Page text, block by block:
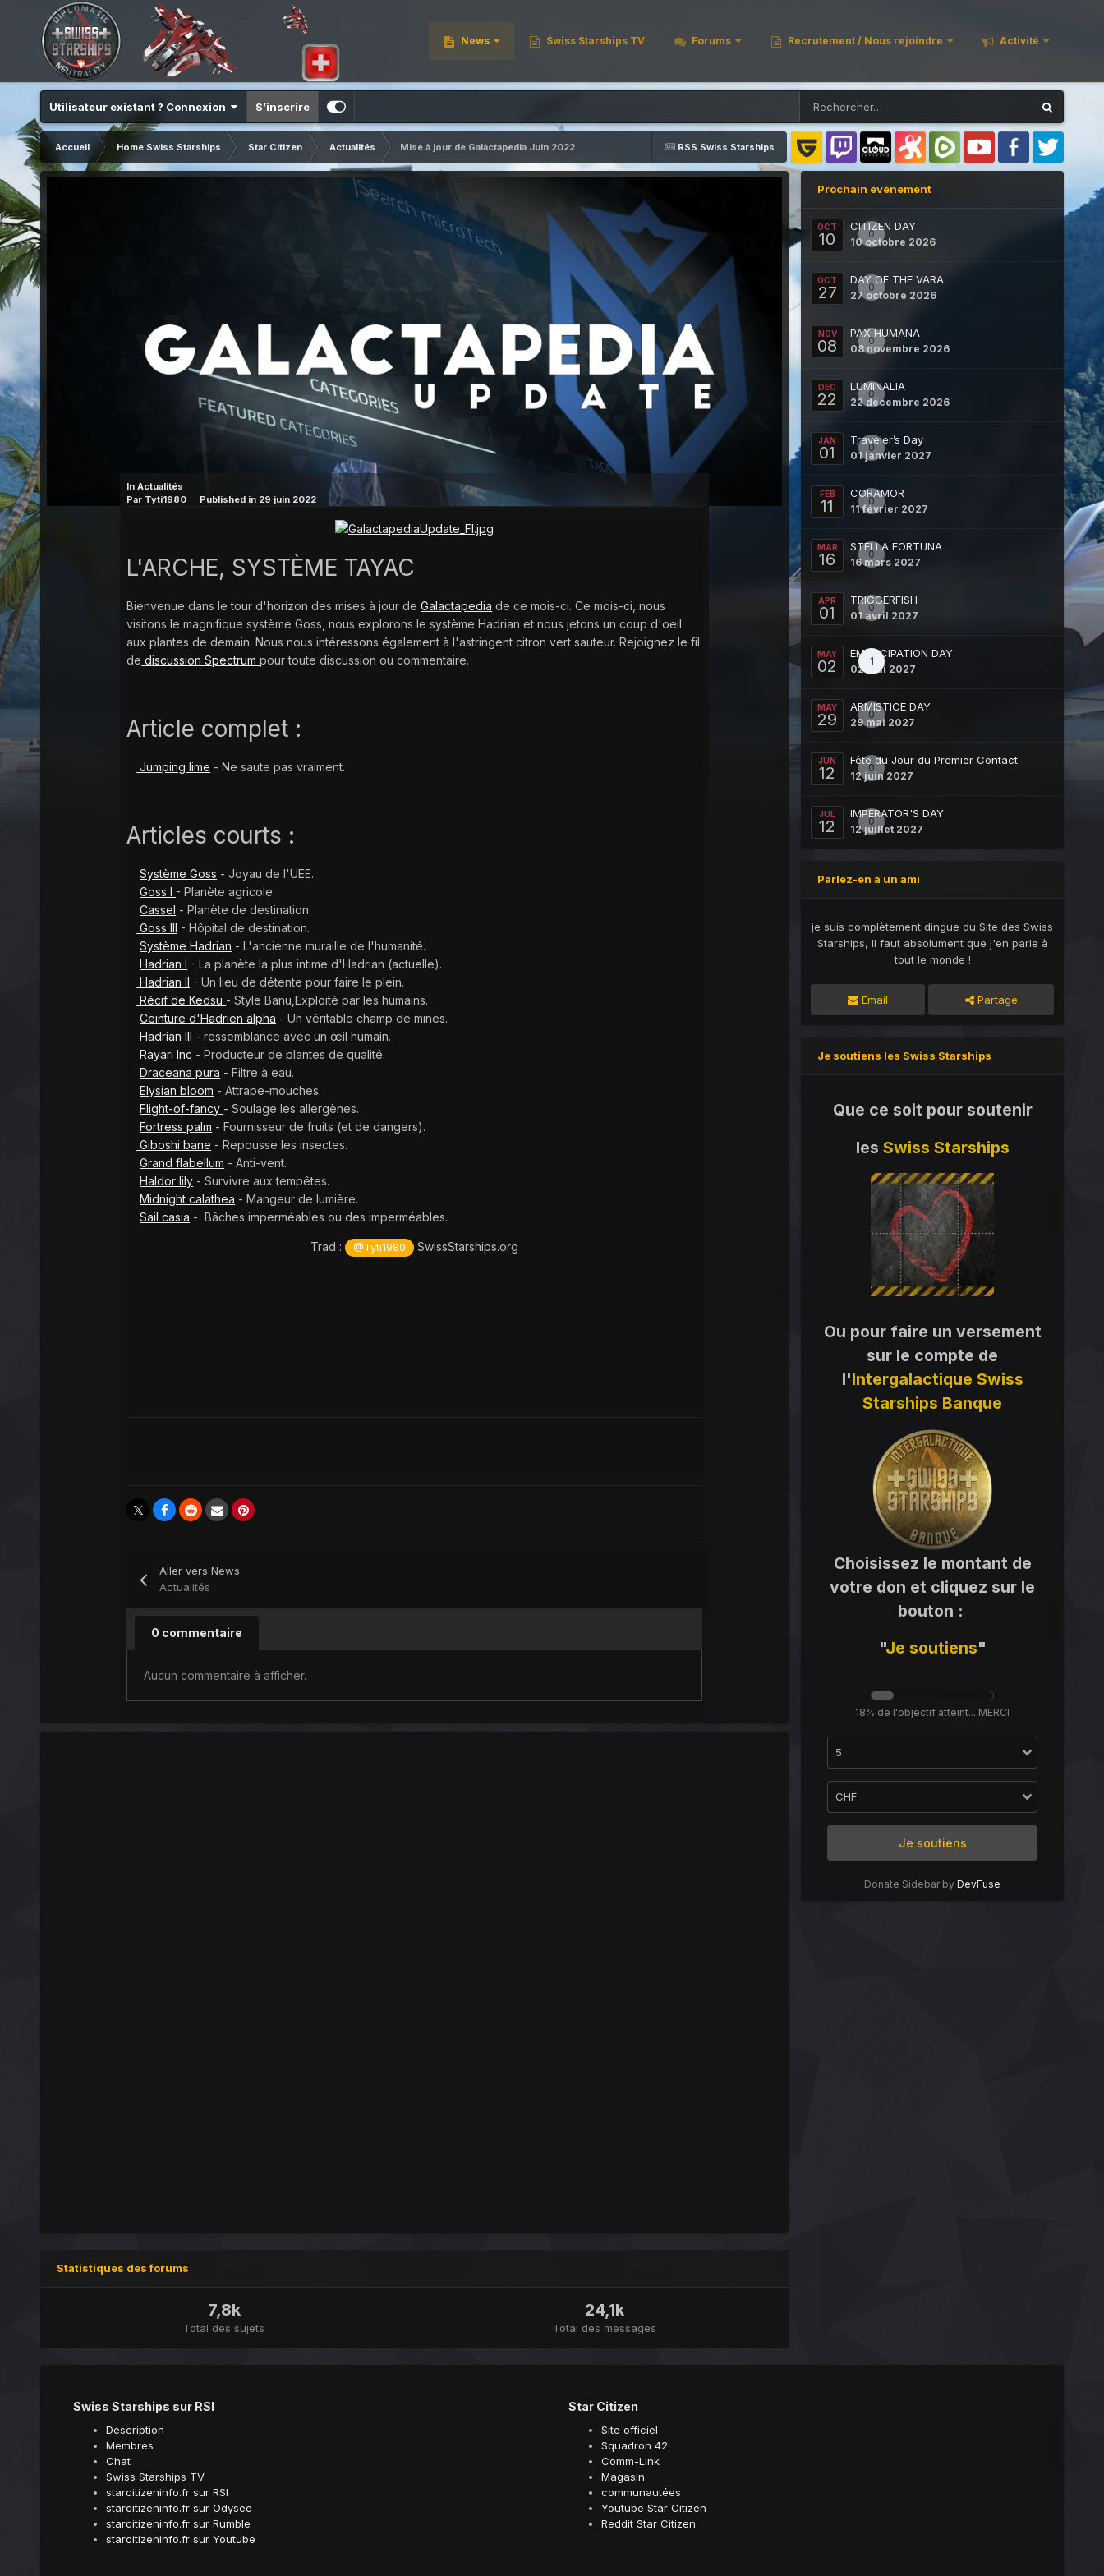
News Swiss Starships TV Forums Recrutement / Nous rejoindre Activité
Utilisateur existant ? Connexion S’inscrire
RSS Swiss Starships
Accueil Home Swiss Starships Star Citizen Actualités Mise à jour de Galactapedia Juin 2022
InActualités
Par Tyti1980 Published in 29 juin 2022
L'ARCHE, SYSTÈME TAYAC
Bienvenue dans le tour d'horizon des mises à jour deGalactapedia de ce mois-ci. Ce mois-ci, nous
visitons le magnifique système Goss, nous explorons le système Hadrian et nous jetons un coup d'oeil
aux plantes de demain. Nous nous intéressons également à l'astringent citron vert sauteur. Rejoignez le fil
de discussion Spectrumpour toute discussion ou commentaire.
Article complet :
Jumping lime - Ne saute pas vraiment.
Articles courts :
Système Goss - Joyau de l'UEE.
Goss I - Planète agricole.
Cassel - Planète de destination.
Goss III - Hôpital de destination.
Système Hadrian - L'ancienne muraille de l'humanité.
Hadrian I - La planète la plus intime d'Hadrian (actuelle).
Hadrian II - Un lieu de détente pour faire le plein.
Récif de Kedsu - Style Banu,Exploité par les humains.
Ceinture d'Hadrien alpha - Un véritable champ de mines.
Hadrian III - ressemblance avec un œil humain.
Rayari Inc - Producteur de plantes de qualité.
Draceana pura - Filtre à eau.
Elysian bloom - Attrape-mouches.
Flight-of-fancy - Soulage les allergènes.
Fortress palm - Fournisseur de fruits (et de dangers).
Giboshi bane - Repousse les insectes.
Grand flabellum - Anti-vent.
Haldor lily - Survivre aux tempêtes.
Midnight calathea - Mangeur de lumière.
Sail casia - Bâches imperméables ou des imperméables.
Trad : @Tyti1980 SwissStarships.org
Aller vers News
Actualités
0 commentaire
Aucun commentaire à afficher.
Statistiques des forums
7,8k
Total des sujets
24,1k
Total des messages
Prochain événement
OCT
10 0
CITIZEN DAY
10 octobre 2026
OCT
27 0
DAY OF THE VARA
27 octobre 2026
NOV
08 0
PAX HUMANA
08 novembre 2026
DEC
22 0
LUMINALIA
22 décembre 2026
JAN
01 0
Traveler’s Day
01 janvier 2027
FEB
11 0
CORAMOR
11 février 2027
MAR
16 0
STELLA FORTUNA
16 mars 2027
APR
01 0
TRIGGERFISH
01 avril 2027
MAY
02 1
EMANCIPATION DAY
02 mai 2027
MAY
29 0
ARMISTICE DAY
29 mai 2027
JUN
12 0
Fête du Jour du Premier Contact
12 juin 2027
JUL
12 0
IMPERATOR'S DAY
12 juillet 2027
Parlez-en à un ami
je suis complètement dingue du Site des Swiss
Starships, Il faut absolument que j'en parle à
tout le monde !
Email Partage
Je soutiens les Swiss Starships
Que ce soit pour soutenir
les Swiss Starships
Ou pour faire un versement
sur le compte de
l'Intergalactique Swiss
Starships Banque
Choisissez le montant de
votre don et cliquez sur le
bouton :
"Je soutiens"
18% de l'objectif atteint... MERCI
Je soutiens
Donate Sidebar byDevFuse
Swiss Starships sur RSI
Description
Membres
Chat
Swiss Starships TV
starcitizeninfo.fr sur RSI
starcitizeninfo.fr sur Odysee
starcitizeninfo.fr sur Rumble
starcitizeninfo.fr sur Youtube
Star Citizen
Site officiel
Squadron 42
Comm-Link
Magasin
communautées
Youtube Star Citizen
Reddit Star Citizen